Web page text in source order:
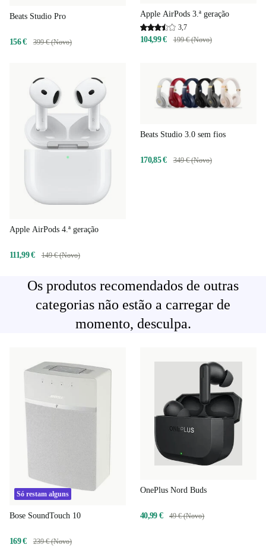
Beats Studio Pro
156 € 399 € (Novo)
Apple AirPods 3.ª geração
3,7
104,99 € 199 € (Novo)
Apple AirPods 4.ª geração
111,99 € 149 € (Novo)
Beats Studio 3.0 sem fios
170,85 € 349 € (Novo)
Os produtos recomendados de outras
categorias não estão a carregar de
momento, desculpa.
Só restam alguns
Bose SoundTouch 10
169 € 239 € (Novo)
OnePlus Nord Buds
40,99 € 49 € (Novo)